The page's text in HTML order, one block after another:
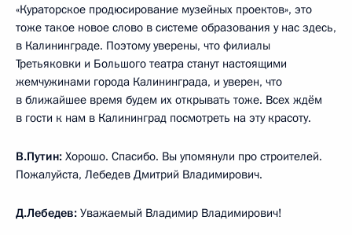
«Кураторское продюсирование музейных проектов», это
тоже такое новое слово в системе образования у нас здесь,
в Калининграде. Поэтому уверены, что филиалы
Третьяковки и Большого театра станут настоящими
жемчужинами города Калининграда, и уверен, что
в ближайшее время будем их открывать тоже. Всех ждём
в гости к нам в Калининград посмотреть на эту красоту.
В.Путин: Хорошо. Спасибо. Вы упомянули про строителей.
Пожалуйста, Лебедев Дмитрий Владимирович.
Д.Лебедев: Уважаемый Владимир Владимирович!